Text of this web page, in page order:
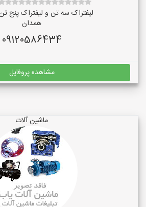
لیفتراک سه تن و لیفتراک پنج
همدان
09120586434
مشاهده پروفایل
ماشین آلات